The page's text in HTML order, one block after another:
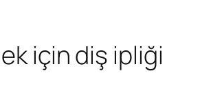
için diş ipliği